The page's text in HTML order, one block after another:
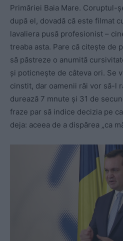
Primăriei Baia Mare. Coruptul-
după el, dovadă că este filmat
lavaliera pusă profesionist –
treaba asta. Pare că citește de
să păstreze o anumită
și poticnește de câteva ori. Se
cinstit, dar oamenii răi vor să-l
durează 7 mnute și 31 de
fraze par să indice decizia pe
deja: aceea de a dispărea „ca